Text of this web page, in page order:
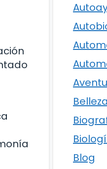
Belleza
Blog